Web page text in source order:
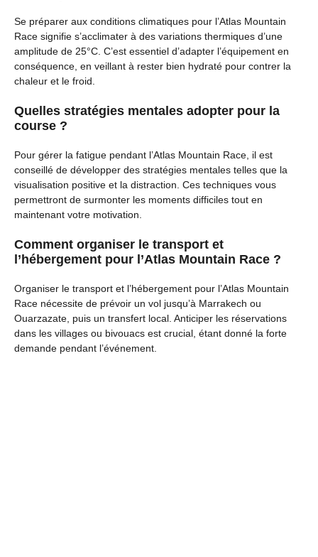
Se préparer aux conditions climatiques pour l’Atlas Mountain
Race signifie s’acclimater à des variations thermiques d’une
amplitude de 25°C. C’est essentiel d’adapter l’équipement en
conséquence, en veillant à rester bien hydraté pour contrer la
chaleur et le froid.
Quelles stratégies mentales adopter pour la
course ?
Pour gérer la fatigue pendant l’Atlas Mountain Race, il est
conseillé de développer des stratégies mentales telles que la
visualisation positive et la distraction. Ces techniques vous
permettront de surmonter les moments difficiles tout en
maintenant votre motivation.
Comment organiser le transport et
l’hébergement pour l’Atlas Mountain Race ?
Organiser le transport et l’hébergement pour l’Atlas Mountain
Race nécessite de prévoir un vol jusqu’à Marrakech ou
Ouarzazate, puis un transfert local. Anticiper les réservations
dans les villages ou bivouacs est crucial, étant donné la forte
demande pendant l’événement.